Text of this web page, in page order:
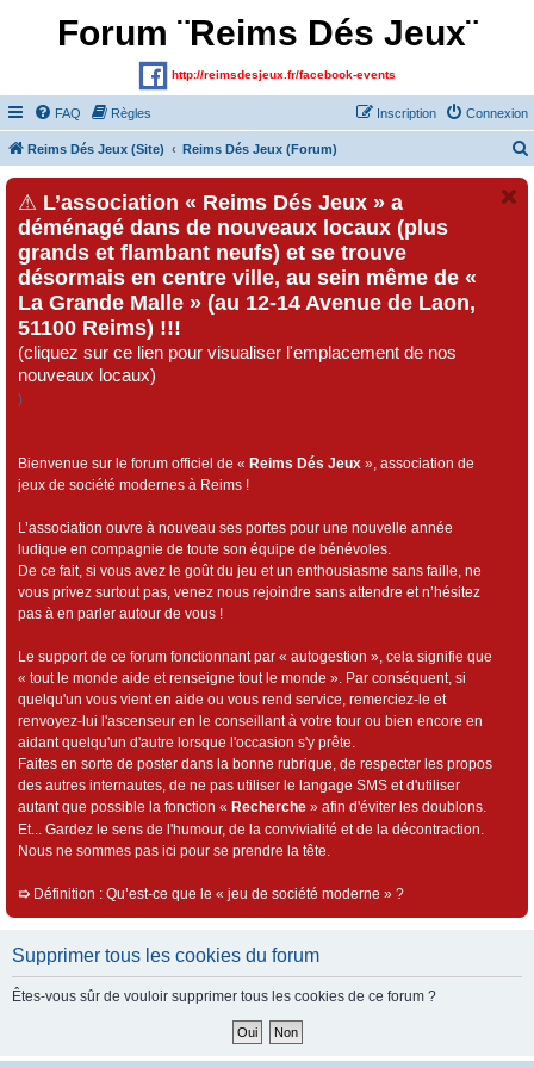
Forum ¨Reims Dés Jeux¨
http://reimsdesjeux.fr/facebook-events
FAQ Règles Connexion
Inscription
Reims Dés Jeux (Site) Reims Dés Jeux (Forum)
⚠ L’association « Reims Dés Jeux » a
déménagé dans de nouveaux locaux (plus
grands et flambant neufs) et se trouve
désormais en centre ville, au sein même de «
La Grande Malle » (au 12-14 Avenue de Laon,
51100 Reims) !!!
(cliquez sur ce lien pour visualiser l'emplacement de nos
nouveaux locaux)
)
Bienvenue sur le forum officiel de « Reims Dés Jeux », association de
jeux de société modernes à Reims !
L’association ouvre à nouveau ses portes pour une nouvelle année
ludique en compagnie de toute son équipe de bénévoles.
De ce fait, si vous avez le goût du jeu et un enthousiasme sans faille, ne
vous privez surtout pas, venez nous rejoindre sans attendre et n’hésitez
pas à en parler autour de vous !
Le support de ce forum fonctionnant par « autogestion », cela signifie que
« tout le monde aide et renseigne tout le monde ». Par conséquent, si
quelqu'un vous vient en aide ou vous rend service, remerciez-le et
renvoyez-lui l'ascenseur en le conseillant à votre tour ou bien encore en
aidant quelqu'un d'autre lorsque l'occasion s'y prête.
Faites en sorte de poster dans la bonne rubrique, de respecter les propos
des autres internautes, de ne pas utiliser le langage SMS et d'utiliser
autant que possible la fonction « Recherche » afin d'éviter les doublons.
Et... Gardez le sens de l'humour, de la convivialité et de la décontraction.
Nous ne sommes pas ici pour se prendre la tête.
➯ Définition : Qu’est-ce que le « jeu de société moderne » ?
Supprimer tous les cookies du forum
Êtes-vous sûr de vouloir supprimer tous les cookies de ce forum ?